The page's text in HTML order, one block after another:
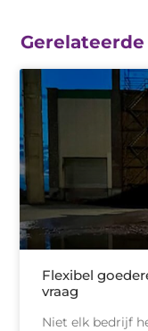
Flexibel
vraag
Niet elk bedrijf